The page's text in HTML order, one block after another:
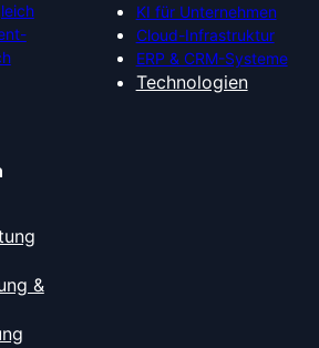
&
KI für Unternehmen
Cloud-Infrastruktur
ERP & CRM-Systeme
Technologien